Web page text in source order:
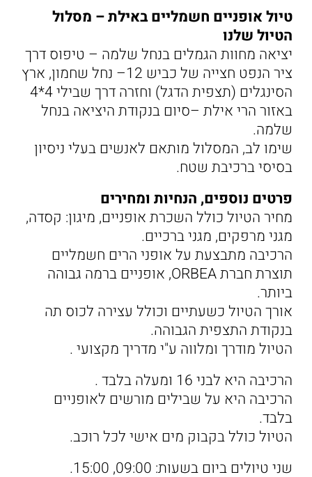
טיול אופניים חשמליים באילת – מסלול
הטיול שלנו
יציאה מחוות הגמלים בנחל שלמה – טיפוס דרך
ציר הנפט חצייה של כביש 12– נחל שחמון, ארץ
הסינגלים (תצפית הדגל) וחזרה דרך שבילי 4*4
באזור הרי אילת –סיום בנקודת היציאה בנחל
שלמה.
שימו לב, המסלול מותאם לאנשים בעלי ניסיון
בסיסי ברכיבת שטח.
פרטים נוספים, הנחיות ומחירים
מחיר הטיול כולל השכרת אופניים, מיגון: קסדה,
מגני מרפקים, מגני ברכיים.
הרכיבה מתבצעת על אופני הרים חשמליים
תוצרת חברת ORBEA, אופניים ברמה גבוהה
ביותר.
אורך הטיול כשעתיים וכולל עצירה לכוס תה
בנקודת התצפית הגבוהה.
הטיול מודרך ומלווה ע"י מדריך מקצועי .
הרכיבה היא לבני 16 ומעלה בלבד .
הרכיבה היא על שבילים מורשים לאופניים
בלבד.
הטיול כולל בקבוק מים אישי לכל רוכב.
שני טיולים ביום בשעות: 09:00, 15:00.